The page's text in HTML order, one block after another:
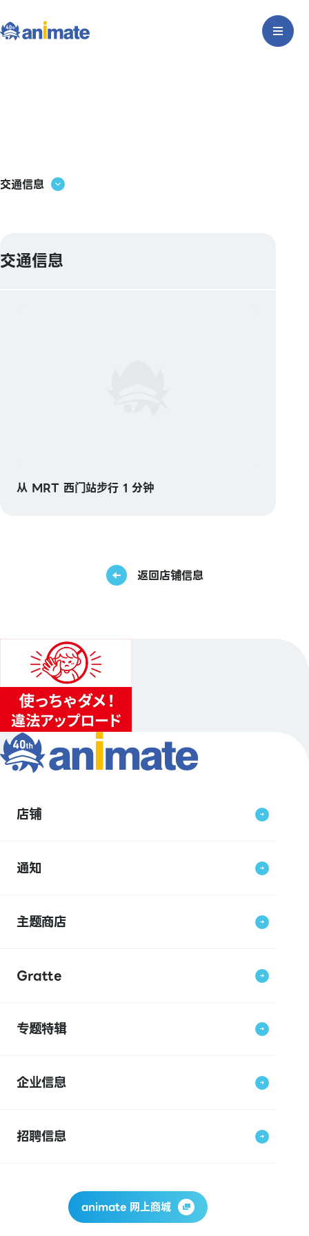
交通信息
交通信息
从 MRT 西门站步行 1 分钟
返回店铺信息
店铺
通知
主题商店
Gratte
专题特辑
企业信息
招聘信息
animate 网上商城